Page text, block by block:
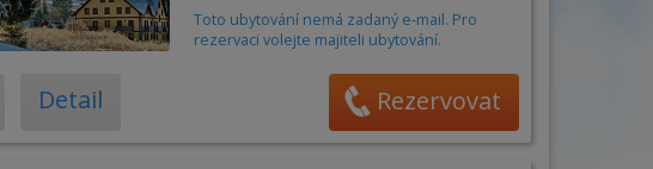
Hotel
Kemp
Počet osob – +
Toto ubytování nemá zadaný e-mail. Pro
rezervaci volejte majiteli ubytování.
Detail Rezervovat